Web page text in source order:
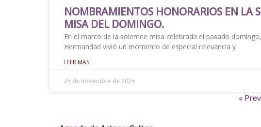
NOMBRAMIENTOS HONORARIOS EN LA
MISA DEL DOMINGO.
En el marco de la solemne misa celebrada el pasado
Hermandad vivió un momento de especial relevancia y
LEER MAS
25 de noviembre de 2025
«